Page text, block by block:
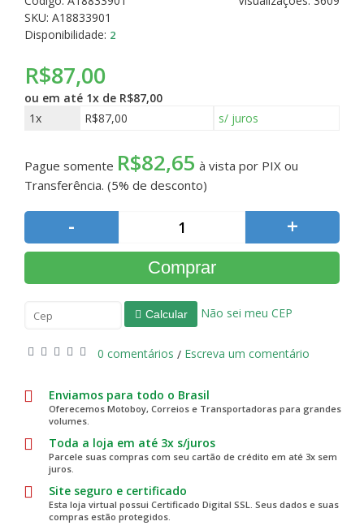
SKU: A18833901
Disponibilidade: 2
R$87,00
ou em até 1x de R$87,00
1x
R$87,00 s/ juros
Pague somente R$82,65 à vista por PIX ou
Transferência. (5% de desconto)
- +
Comprar
Calcular Não sei meu CEP
0 comentários / Escreva um comentário
Enviamos para todo o Brasil
Oferecemos Motoboy, Correios e Transportadoras para grandes
volumes.
Toda a loja em até 3x s/juros
Parcele suas compras com seu cartão de crédito em até 3x sem
juros.
Site seguro e certificado
Esta loja virtual possui Certificado Digital SSL. Seus dados e suas
compras estão protegidos.